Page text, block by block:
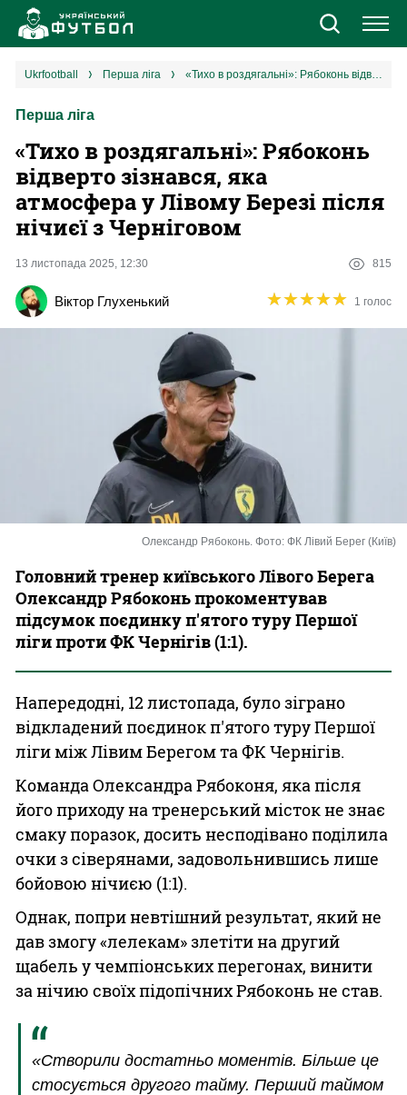
Новини
Єврокубки
УПЛ
Різне
Букмекери
Казино
ukrfootball перша ліга «‎Тихо в роздягальні»: Рябоконь відверто зізнався, яка атмосфера у Лівому Березі після нічиєї з Черніговом
Перша ліга
«‎Тихо в роздягальні»: Рябоконь
відверто зізнався, яка
атмосфера у Лівому Березі після
нічиєї з Черніговом
13 листопада 2025, 12:30 815
Віктор Глухенький ★★★★★
★★★★★ 1 голос
Олександр Рябоконь. Фото: ФК Лівий Берег (Київ)
Головний тренер київського Лівого Берега
Олександр Рябоконь прокоментував
підсумок поєдинку п'ятого туру Першої
ліги проти ФК Чернігів (1:1).
Напередодні, 12 листопада, було зіграно
відкладений поєдинок п'ятого туру Першої
ліги між Лівим Берегом та ФК Чернігів.
Команда Олександра Рябоконя, яка після
його приходу на тренерський місток не знає
смаку поразок, досить несподівано поділила
очки з сіверянами, задовольнившись лише
бойовою нічиєю (1:1).
Однак, попри невтішний результат, який не
дав змогу «‎лелекам» злетіти на другий
щабель у чемпіонських перегонах, винити
за нічию своїх підопічних Рябоконь не став.
«Створили достатньо моментів. Більше це
стосується другого тайму. Перший таймом